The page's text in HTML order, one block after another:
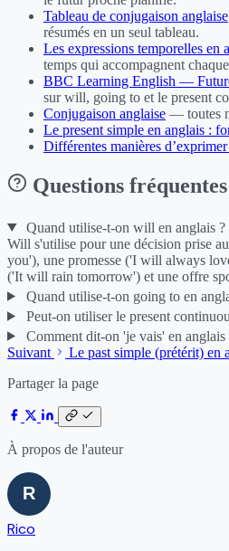
Tableau de conjugaison anglaise
résumés en un seul tableau.
Les expressions temporelles en
temps qui accompagnent
BBC Learning English —
sur will, going to et le present
Conjugaison anglaise — toutes
Le present simple en anglais :
Différentes manières
Questions fréquentes
Quand utilise-t-on will en anglais ?
Will s'utilise pour une décision prise
you'), une promesse ('I will always
('It will rain tomorrow') et une offre
Quand utilise-t-on going to en
Peut-on utiliser le present
Comment dit-on 'je vais' en
Suivant
Le past simple (prétérit) en
Partager la page
À propos de l'auteur
Rico